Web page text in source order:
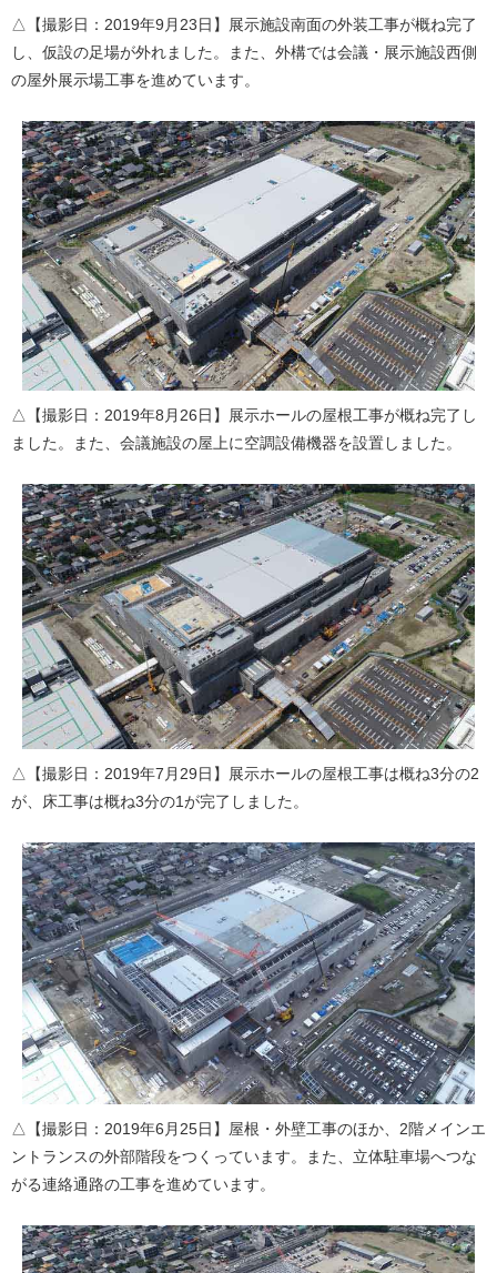
△【撮影日：2019年9月23日】展示施設南面の外装工事が概ね完了
し、仮設の足場が外れました。また、外構では会議・展示施設西側
の屋外展示場工事を進めています。
△【撮影日：2019年8月26日】展示ホールの屋根工事が概ね完了し
ました。また、会議施設の屋上に空調設備機器を設置しました。
△【撮影日：2019年7月29日】展示ホールの屋根工事は概ね3分の2
が、床工事は概ね3分の1が完了しました。
△【撮影日：2019年6月25日】屋根・外壁工事のほか、2階メインエ
ントランスの外部階段をつくっています。また、立体駐車場へつな
がる連絡通路の工事を進めています。